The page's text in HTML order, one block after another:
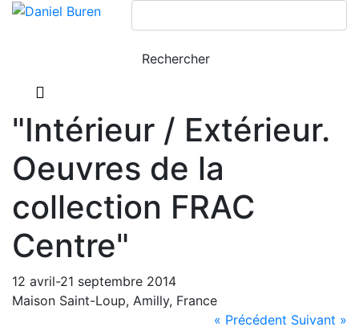
"Intérieur / Extérieur.
Oeuvres de la
collection FRAC
Centre"
12 avril-21 septembre 2014
Maison Saint-Loup, Amilly, France
« Précédent Suivant »